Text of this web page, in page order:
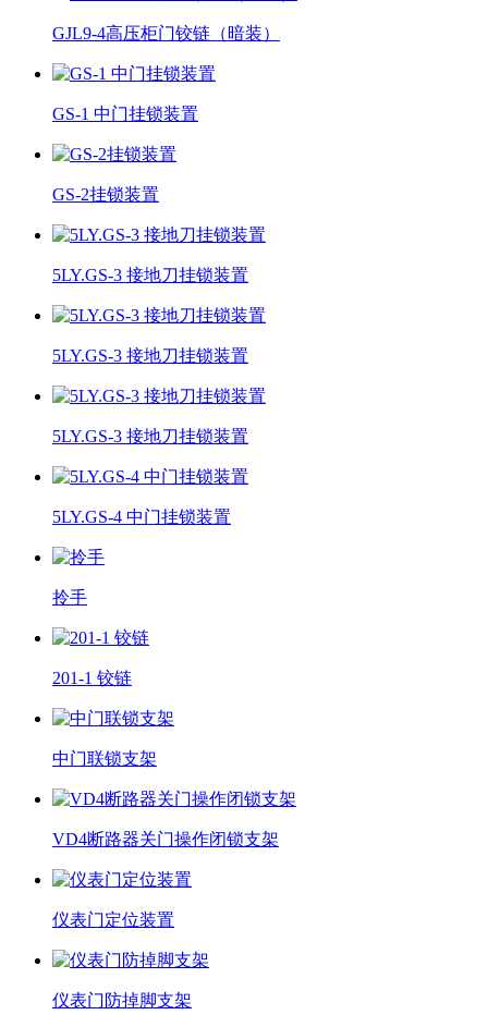
GJL9-4高压柜门铰链（暗装）
GS-1 中门挂锁装置
GS-2挂锁装置
5LY.GS-3 接地刀挂锁装置
5LY.GS-3 接地刀挂锁装置
5LY.GS-3 接地刀挂锁装置
5LY.GS-4 中门挂锁装置
拎手
201-1 铰链
中门联锁支架
VD4断路器关门操作闭锁支架
仪表门定位装置
仪表门防掉脚支架